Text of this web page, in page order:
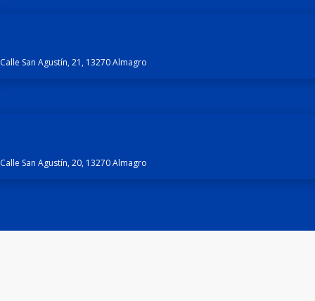
Calle San Agustín, 21, 13270 Almagro
Calle San Agustín, 20, 13270 Almagro